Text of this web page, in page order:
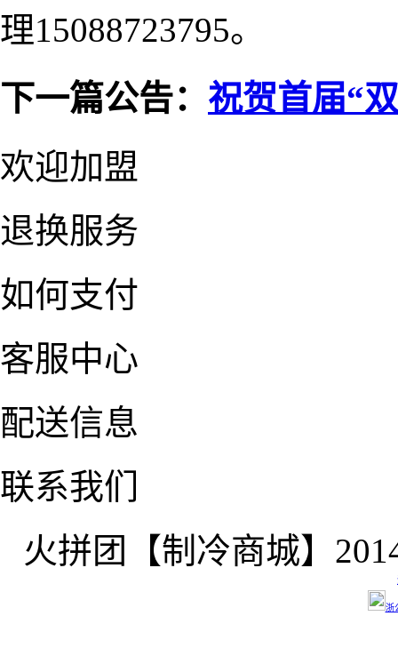
理15088723795。
下一篇公告： 祝贺首届“
欢迎加盟
退换服务
如何支付
客服中心
配送信息
联系我们
火拼团【制冷商城】
浙